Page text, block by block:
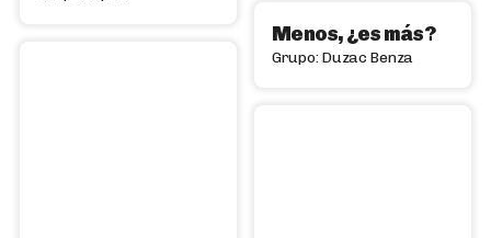
Menos, ¿es más?
Grupo: Duzac Benza